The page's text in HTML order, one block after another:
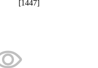
[1447]